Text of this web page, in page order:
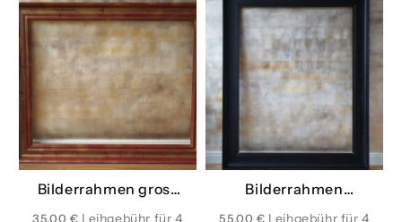
Bilderrahmen gross
35,00 €
Bilderrahmen
55,00 €